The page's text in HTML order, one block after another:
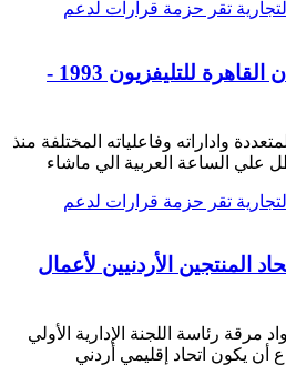
المنتجين العرب : مهرجان القاهرة للتليفزيون 1993 -
١٩٩٣ بصورة المتعددة واداراته وفاعلياته المختلفة منذ
المنتجين الأردنيين لأعمال
مرقة رئاسة اللجنة الإدارية الأولي
أن يكون اتحاد إقليمي أردني